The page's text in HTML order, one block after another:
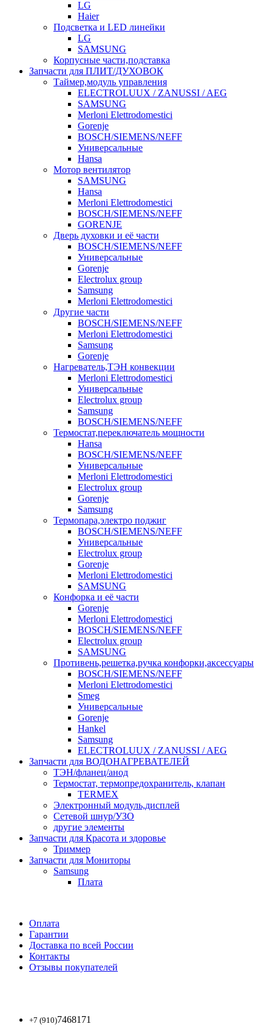
LG
Haier
Подсветка и LED линейки
LG
SAMSUNG
Корпусные части,подставка
Запчасти для ПЛИТ/ДУХОВОК
Таймер,модуль управления
ELECTROLUUX / ZANUSSI / AEG
SAMSUNG
Merloni Elettrodomestici
Gorenje
BOSCH/SIEMENS/NEFF
Универсальные
Hansa
Мотор вентилятор
SAMSUNG
Hansa
Merloni Elettrodomestici
BOSCH/SIEMENS/NEFF
GORENJE
Дверь духовки и её части
BOSCH/SIEMENS/NEFF
Универсальные
Gorenje
Electrolux group
Samsung
Merloni Elettrodomestici
Другие части
BOSCH/SIEMENS/NEFF
Merloni Elettrodomestici
Samsung
Gorenje
Нагреватель,ТЭН конвекции
Merloni Elettrodomestici
Универсальные
Electrolux group
Samsung
BOSCH/SIEMENS/NEFF
Термостат,переключатель мощности
Hansa
BOSCH/SIEMENS/NEFF
Универсальные
Merloni Elettrodomestici
Electrolux group
Gorenje
Samsung
Термопара,электро поджиг
BOSCH/SIEMENS/NEFF
Универсальные
Electrolux group
Gorenje
Merloni Elettrodomestici
SAMSUNG
Конфорка и её части
Gorenje
Merloni Elettrodomestici
BOSCH/SIEMENS/NEFF
Electrolux group
SAMSUNG
Противень,решетка,ручка конфорки,аксессуары
BOSCH/SIEMENS/NEFF
Merloni Elettrodomestici
Smeg
Универсальные
Gorenje
Hankel
Samsung
ELECTROLUUX / ZANUSSI / AEG
Запчасти для ВОДОНАГРЕВАТЕЛЕЙ
ТЭН/фланец/анод
Термостат, термопредохранитель, клапан
TERMEX
Электронный модуль,дисплей
Сетевой шнур/УЗО
другие элементы
Запчасти для Красота и здоровье
Триммер
Запчасти для Мониторы
Samsung
Плата
Оплата
Гарантии
Доставка по всей России
Контакты
Отзывы покупателей
+7 (910)7468171